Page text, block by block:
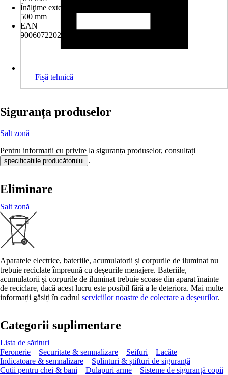
Înălţime exterioară
500 mm
EAN
9006072202381
Fișă tehnică
Siguranța produselor
Salt zonă
Pentru informații cu privire la siguranța produselor, consultați
specificațiile producătorului .
Eliminare
Salt zonă
Aparatele electrice, bateriile, acumulatorii și corpurile de iluminat nu
trebuie reciclate împreună cu deșeurile menajere. Bateriile,
acumulatorii și corpurile de iluminat trebuie scoase din aparat înainte
de reciclare, dacă acest lucru este posibil fără a le deteriora. Mai multe
informații găsiți în cadrul serviciilor noastre de colectare a deșeurilor.
Categorii suplimentare
Lista de sărituri
Feronerie
Securitate & semnalizare Seifuri
Lacăte
Indicatoare & semnalizare
Splinturi & știfturi de siguranță
Cutii pentru chei & bani
Dulapuri arme Sisteme de siguranță copii